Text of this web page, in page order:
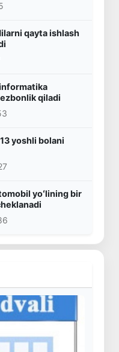
qayta ishlash
qiladi
yoshli bolani
yoʻlining bir